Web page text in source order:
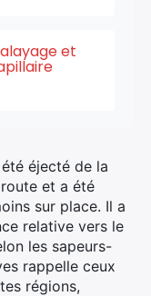
et
éjecté de la
et a été
sur place. Il a
relative vers le
les sapeurs-
rappelle ceux
régions,